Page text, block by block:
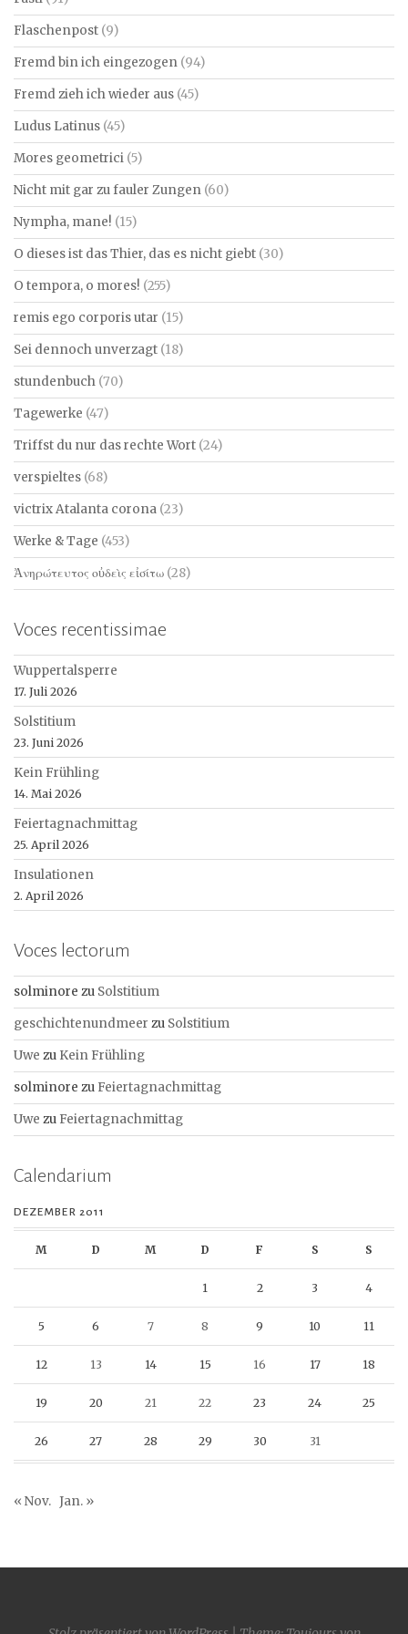
Flaschenpost (9)
Fremd bin ich eingezogen (94)
Fremd zieh ich wieder aus (45)
Ludus Latinus (45)
Mores geometrici (5)
Nicht mit gar zu fauler Zungen (60)
Nympha, mane! (15)
O dieses ist das Thier, das es nicht giebt (30)
O tempora, o mores! (255)
remis ego corporis utar (15)
Sei dennoch unverzagt (18)
stundenbuch (70)
Tagewerke (47)
Triffst du nur das rechte Wort (24)
verspieltes (68)
victrix Atalanta corona (23)
Werke & Tage (453)
Ἀνηρώτευτος οὐδεὶς εἰσίτω (28)
Voces recentissimae
Wuppertalsperre
17. Juli 2026
Solstitium
23. Juni 2026
Kein Frühling
14. Mai 2026
Feiertagnachmittag
25. April 2026
Insulationen
2. April 2026
Voces lectorum
solminore zu Solstitium
geschichtenundmeer zu Solstitium
Uwe zu Kein Frühling
solminore zu Feiertagnachmittag
Uwe zu Feiertagnachmittag
Calendarium
DEZEMBER 2011
M D M D F S S
1 2 3 4
5 6 7 8 9 10 11
12 13 14 15 16 17 18
19 20 21 22 23 24 25
26 27 28 29 30 31
« Nov. Jan. »